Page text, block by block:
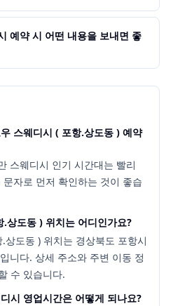
예약 시 어떤 내용을 보내면 좋
스웨디시 ( 포항.상도동 ) 예약
스웨디시 인기 시간대는 빨리
자로 먼저 확인하는 것이 좋습
상도동 ) 위치는 어디인가요?
상도동 ) 위치는 경상북도 포항시
니다. 상세 주소와 주변 이동 정
수 있습니다.
시 영업시간은 어떻게 되나요?